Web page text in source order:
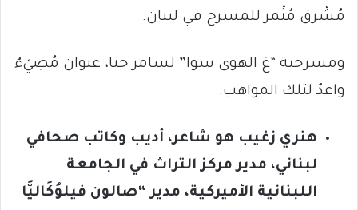
مُشْرق مُثْمر للمسرح في لبنان.
ومسرحية “عَ الهوى سوا” لسامر حنا، عنوان مُضِيْءٌ
واعدٌ لتلك المواهب.
هنري زغيب هو شاعر، أديب وكاتب صحافي
لبناني، مدير مركز التراث في الجامعة
اللبنانية الأميركية، مدير “صالون فيلوُكَاليَّا